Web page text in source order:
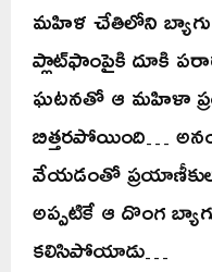
మహిళ చేతిలోని బ్యాగు
ప్లాట్‌ఫాంపైకి దూకి
ఘటనతో ఆ మహిళా
బిత్తరపోయింది…
వేయడంతో
అప్పటికే ఆ దొంగ
కలిసిపోయాడు…